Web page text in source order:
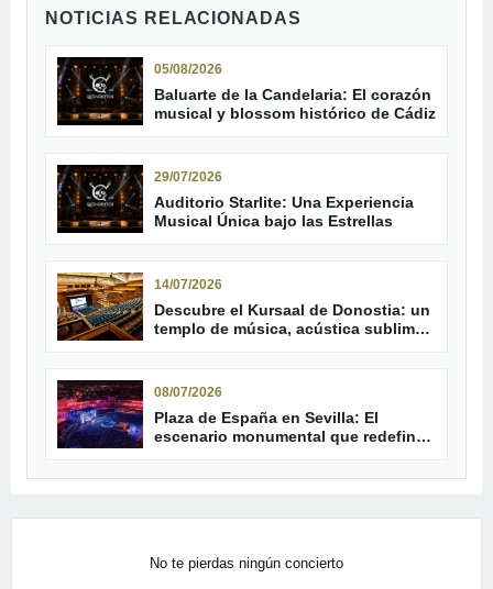
NOTICIAS RELACIONADAS
05/08/2026
Baluarte de la Candelaria: El corazón
musical y blossom histórico de Cádiz
29/07/2026
Auditorio Starlite: Una Experiencia
Musical Única bajo las Estrellas
14/07/2026
Descubre el Kursaal de Donostia: un
templo de música, acústica sublime
08/07/2026
Plaza de España en Sevilla: El
escenario monumental que redefine
No te pierdas ningún concierto